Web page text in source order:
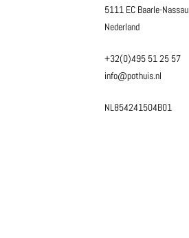
5111 EC Baarle-Nassau
Nederland
+32(0)495 51 25 57
info@pothuis.nl
NL854241504B01